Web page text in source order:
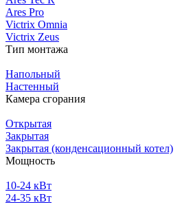
Ares Pro
Victrix Omnia
Victrix Zeus
Тип монтажа
Напольный
Настенный
Камера сгорания
Открытая
Закрытая
Закрытая (конденсационный котел)
Мощность
10-24 кВт
24-35 кВт